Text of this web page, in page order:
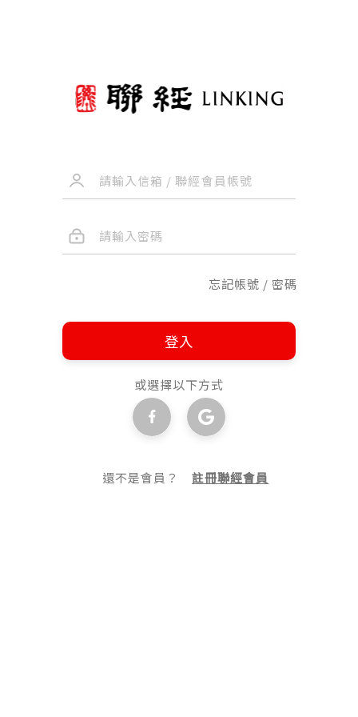
忘記帳號 / 密碼
登入
或選擇以下方式
還不是會員？註冊聯經會員